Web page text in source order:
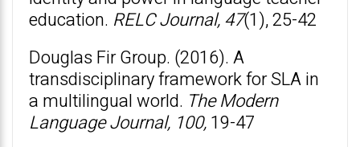
education. RELC Journal, 47(1), 25-42
Douglas Fir Group. (2016). A
transdisciplinary framework for SLA in
a multilingual world. The Modern
Language Journal, 100,19-47